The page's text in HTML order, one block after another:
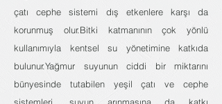
çatı cephe sistemi dış etkenlere karşı da
korunmuş olur.Bitki katmanının çok yönlü
kullanımıyla kentsel su yönetimine katkıda
bulunur.Yağmur suyunun ciddi bir miktarını
bünyesinde tutabilen yeşil çatı ve cephe